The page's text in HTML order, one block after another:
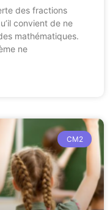
des fractions
convient de ne
mathématiques.
ne
CM2